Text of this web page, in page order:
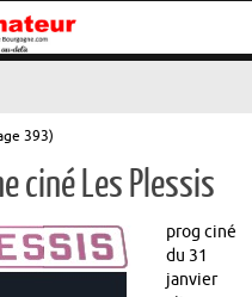
393)
ciné Les Plessis
prog ciné
du 31
janvier